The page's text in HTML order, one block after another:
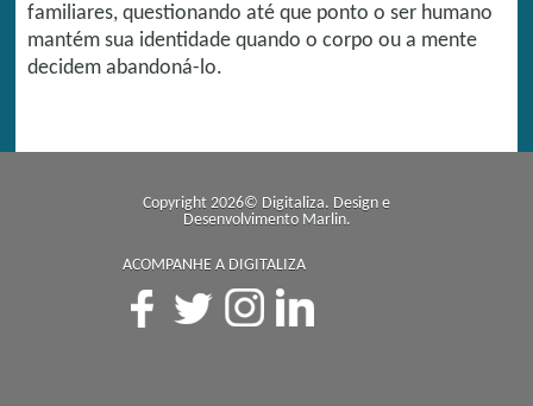
familiares, questionando até que ponto o ser humano
mantém sua identidade quando o corpo ou a mente
decidem abandoná-lo.
Copyright 2026© Digitaliza. Design e
Desenvolvimento Marlin.
ACOMPANHE A DIGITALIZA